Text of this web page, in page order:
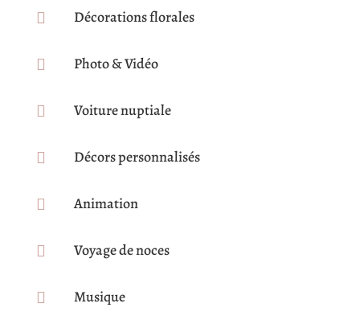
 Décorations florales
 Photo & Vidéo
 Voiture nuptiale
 Décors personnalisés
 Animation
 Voyage de noces
 Musique